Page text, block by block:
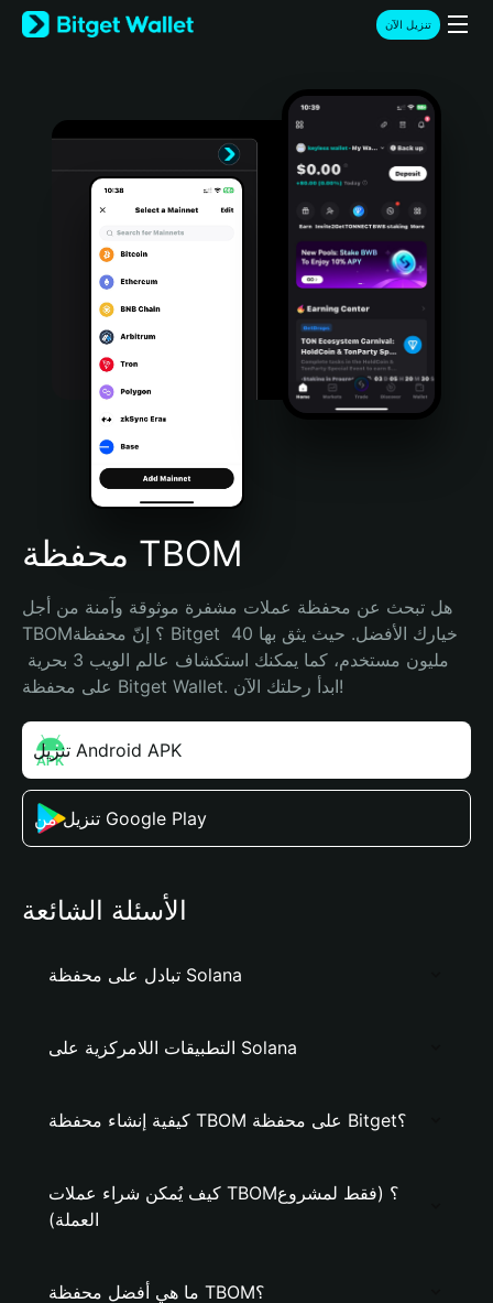
English
日本語
Türkçe
Português (Portugal)
Bahasa Indonesia
Português (Brasil)
Español (Argentina)
تنزيل الآن
محفظة TBOM
هل تبحث عن محفظة عملات مشفرة موثوقة وآمنة من أجل
TBOM؟ إنّ محفظة Bitget خيارك الأفضل. حيث يثق بها 40
على محفظة Bitget Wallet. ابدأ رحلتك الآن!
تنزيل Android APK
تنزيل من Google Play
الأسئلة الشائعة
تبادل على محفظة Solana
التطبيقات اللامركزية على Solana
كيفية إنشاء محفظة TBOM على محفظة Bitget؟
كيف يُمكن شراء عملات TBOM؟ (فقط لمشروع
العملة)
ما هي أفضل محفظة TBOM؟